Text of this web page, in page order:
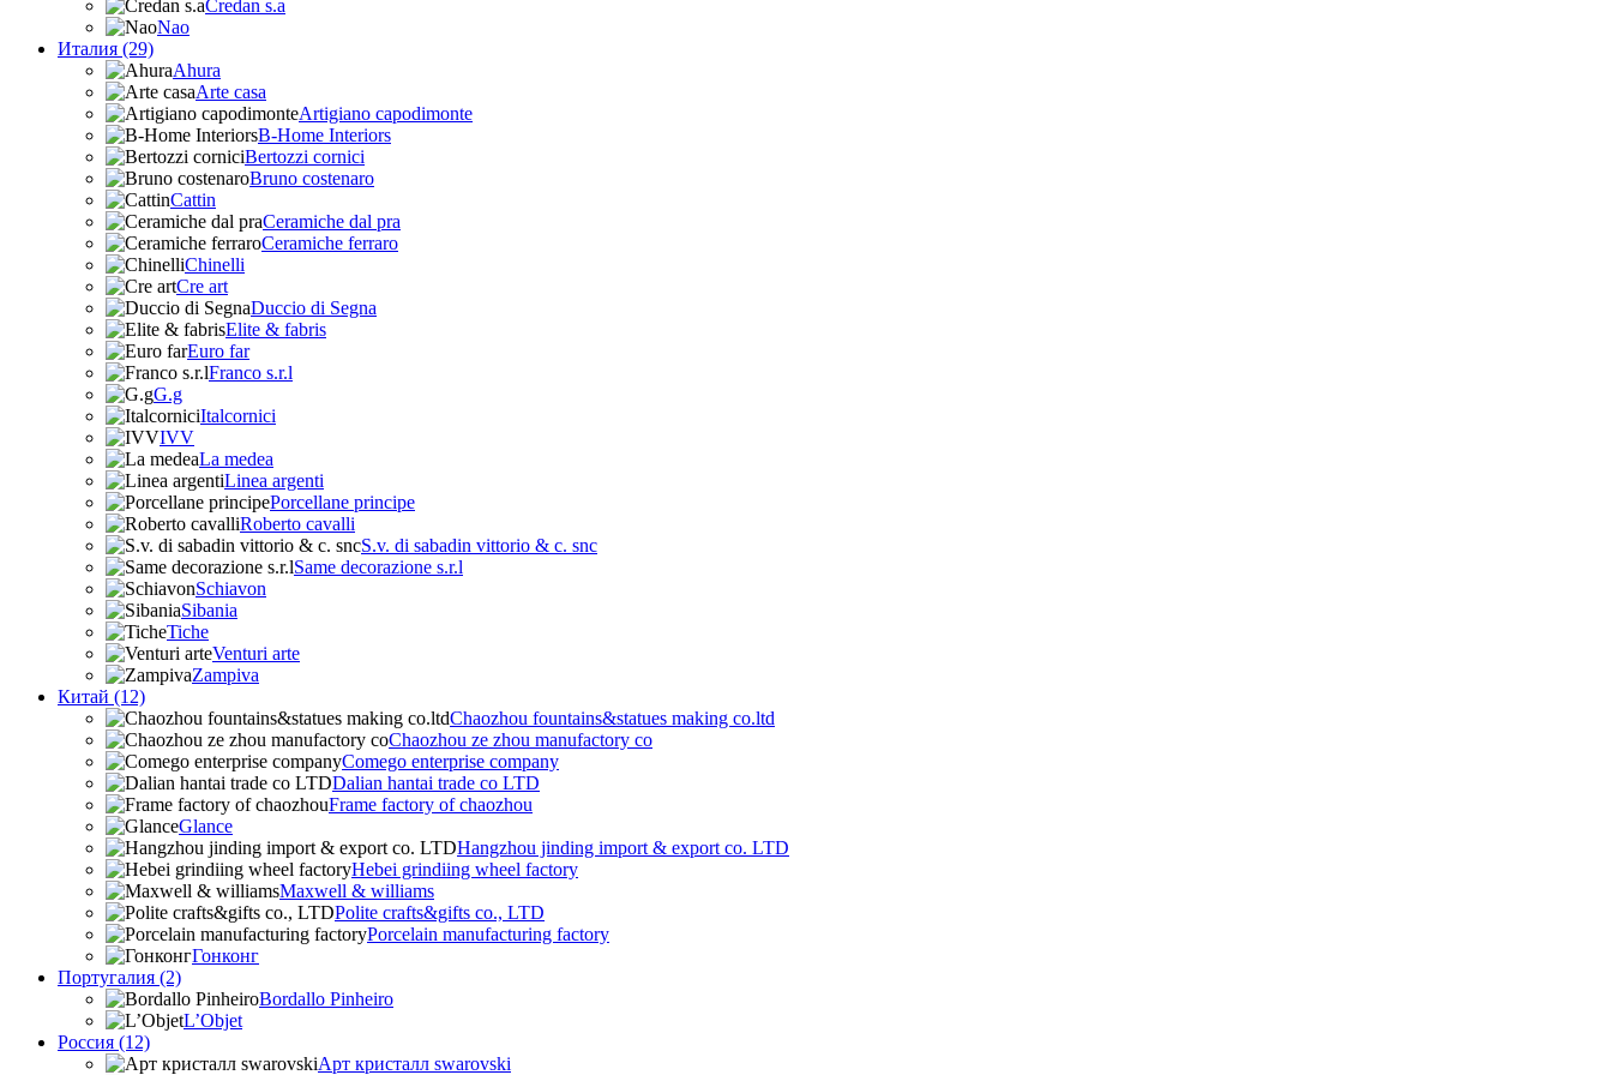
Credan s.a
Nao
Италия (29)
Ahura
Arte casa
Artigiano capodimonte
B-Home Interiors
Bertozzi cornici
Bruno costenaro
Cattin
Ceramiche dal pra
Ceramiche ferraro
Chinelli
Cre art
Duccio di Segna
Elite & fabris
Euro far
Franco s.r.l
G.g
Italcornici
IVV
La medea
Linea argenti
Porcellane principe
Roberto cavalli
S.v. di sabadin vittorio & c. snc
Same decorazione s.r.l
Schiavon
Sibania
Tiche
Venturi arte
Zampiva
Китай (12)
Chaozhou fountains&statues making co.ltd
Chaozhou ze zhou manufactory co
Comego enterprise company
Dalian hantai trade co LTD
Frame factory of chaozhou
Glance
Hangzhou jinding import & export co. LTD
Hebei grindiing wheel factory
Maxwell & williams
Polite crafts&gifts co., LTD
Porcelain manufacturing factory
Гонконг
Португалия (2)
Bordallo Pinheiro
L’Objet
Россия (12)
Арт кристалл swarovski